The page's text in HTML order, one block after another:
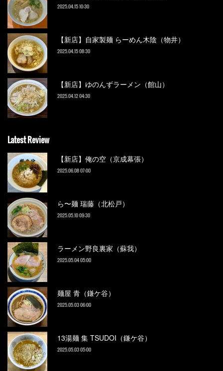
2025.04.15 10:30
【新店】自家製麺 らーめん木陰（物井）
2025.04.15 08:30
【新店】ゆのんずラーメン（館山）
2025.04.12 04:30
Latest Review
【新店】俺の空（京成幕張）
2025.06.08 07:00
ら〜麺 瑞藤（北松戸）
2025.05.10 09:30
ラーメン野良裏家（蘇我）
2025.05.04 05:00
麺屋 青（鎌ケ谷）
2025.05.03 06:00
13湯麺 集 TSUDOI（鎌ケ谷）
2025.05.03 05:00